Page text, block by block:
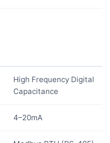
High Frequency Digital
Capacitance
4–20mA